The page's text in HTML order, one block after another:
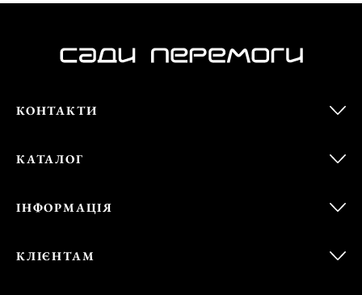
КОНТАКТИ
КАТАЛОГ
ІНФОРМАЦІЯ
КЛІЄНТАМ